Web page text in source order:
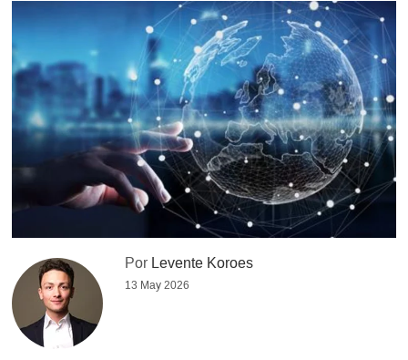
Por Levente Koroes
13 May 2026